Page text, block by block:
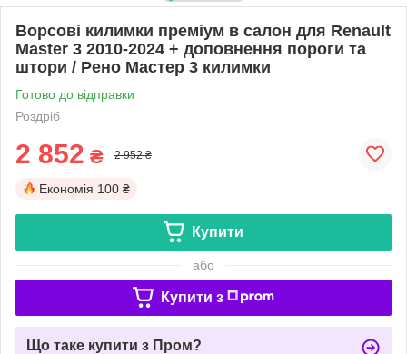
Ворсові килимки преміум в салон для Renault
Master 3 2010-2024 + доповнення пороги та
штори / Рено Мастер 3 килимки
Готово до відправки
Роздріб
2 852 ₴ 2 952 ₴
Економія 100 ₴
Купити
або
Купити з
Що таке купити з Пром?